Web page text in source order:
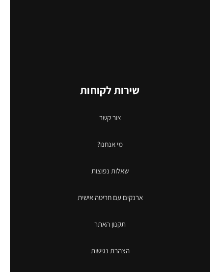
שירות לקוחות
צור קשר
מי אנחנו?
שאלות נפוצות
ארנקים עם חריטה אישית
תקנון האתר
הצהרת נגישות